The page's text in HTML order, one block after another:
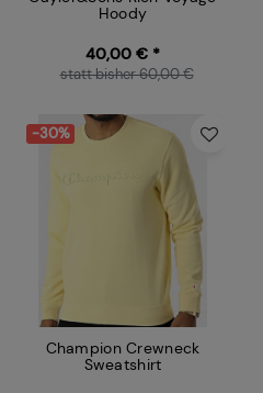
Hoody
40,00 € *
statt bisher 60,00 €
-30%
Champion Crewneck
Sweatshirt